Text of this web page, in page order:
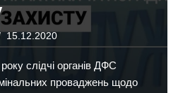
15.12.2020
слідчі органів ДФС
проваджень щодо